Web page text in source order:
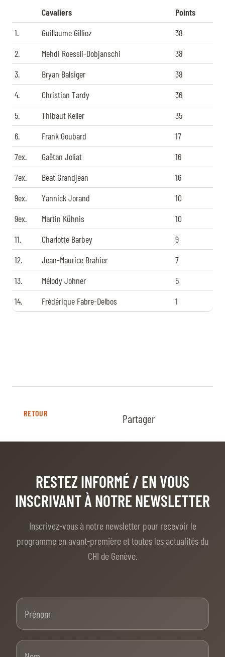
Cavaliers
Points
1.
Guillaume Gillioz
38
2.
Mehdi Roessli-Dobjanschi
38
3.
Bryan Balsiger
38
4.
Christian Tardy
36
5.
Thibaut Keller
35
6.
Frank Goubard
17
7ex.
Gaëtan Joliat
16
7ex.
Beat Grandjean
16
9ex.
Yannick Jorand
10
9ex.
Martin Kühnis
10
11.
Charlotte Barbey
9
12.
Jean-Maurice Brahier
7
13.
Mélody Johner
5
14.
Frédérique Fabre-Delbos 1
RETOUR Partager
RESTEZ INFORMÉ / EN VOUS
INSCRIVANT À NOTRE NEWSLETTER
Inscrivez-vous à notre newsletter pour recevoir le
programme en avant-première et toutes les actualités du
CHI de Genève.